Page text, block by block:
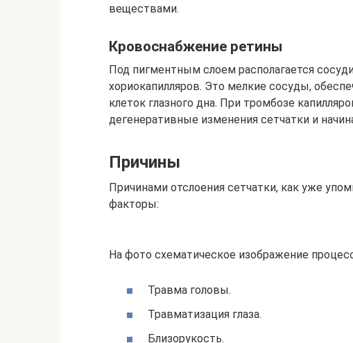
веществами.
Кровоснабжение ретины
Под пигментным слоем располагается
хориокапилляров. Это мелкие сосуды,
клеток глазного дна. При тромбозе
дегенеративные изменения сетчатки и
Причины
Причинами отслоения сетчатки, как уже
факторы:
На фото схематическое изображение
Травма головы.
Травматизация глаза.
Близорукость.